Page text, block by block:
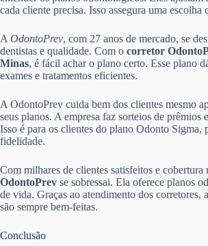
cada cliente precisa. Isso assegura uma escolha
A OdontoPrev, com 27 anos de mercado, se
dentistas e qualidade. Com o corretor
Minas, é fácil achar o plano certo. Esse plano
exames e tratamentos eficientes.
A OdontoPrev cuida bem dos clientes mesmo
seus planos. A empresa faz sorteios de prêmios
Isso é para os clientes do plano Odonto Sigma,
fidelidade.
Com milhares de clientes satisfeitos e cobertura
OdontoPrev se sobressai. Ela oferece planos
de vida. Graças ao atendimento dos corretores,
são sempre bem-feitas.
Conclusão